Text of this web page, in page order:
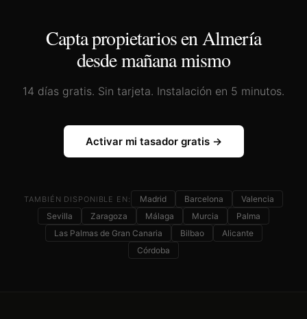
Capta propietarios enAlmería
desde mañana mismo
14 días gratis. Sin tarjeta. Instalación en 5 minutos.
Activar mi tasador gratis →
TAMBIÉN DISPONIBLE EN: Madrid Barcelona
Valencia
Sevilla
Zaragoza Málaga Murcia
Palma
Las Palmas de Gran Canaria
Bilbao
Alicante
Córdoba